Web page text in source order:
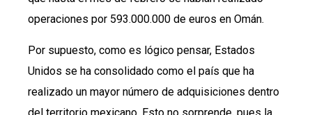
operaciones por 593.000.000 de euros en Omán.
Por supuesto, como es lógico pensar, Estados
Unidos se ha consolidado como el país que ha
realizado un mayor número de adquisiciones dentro